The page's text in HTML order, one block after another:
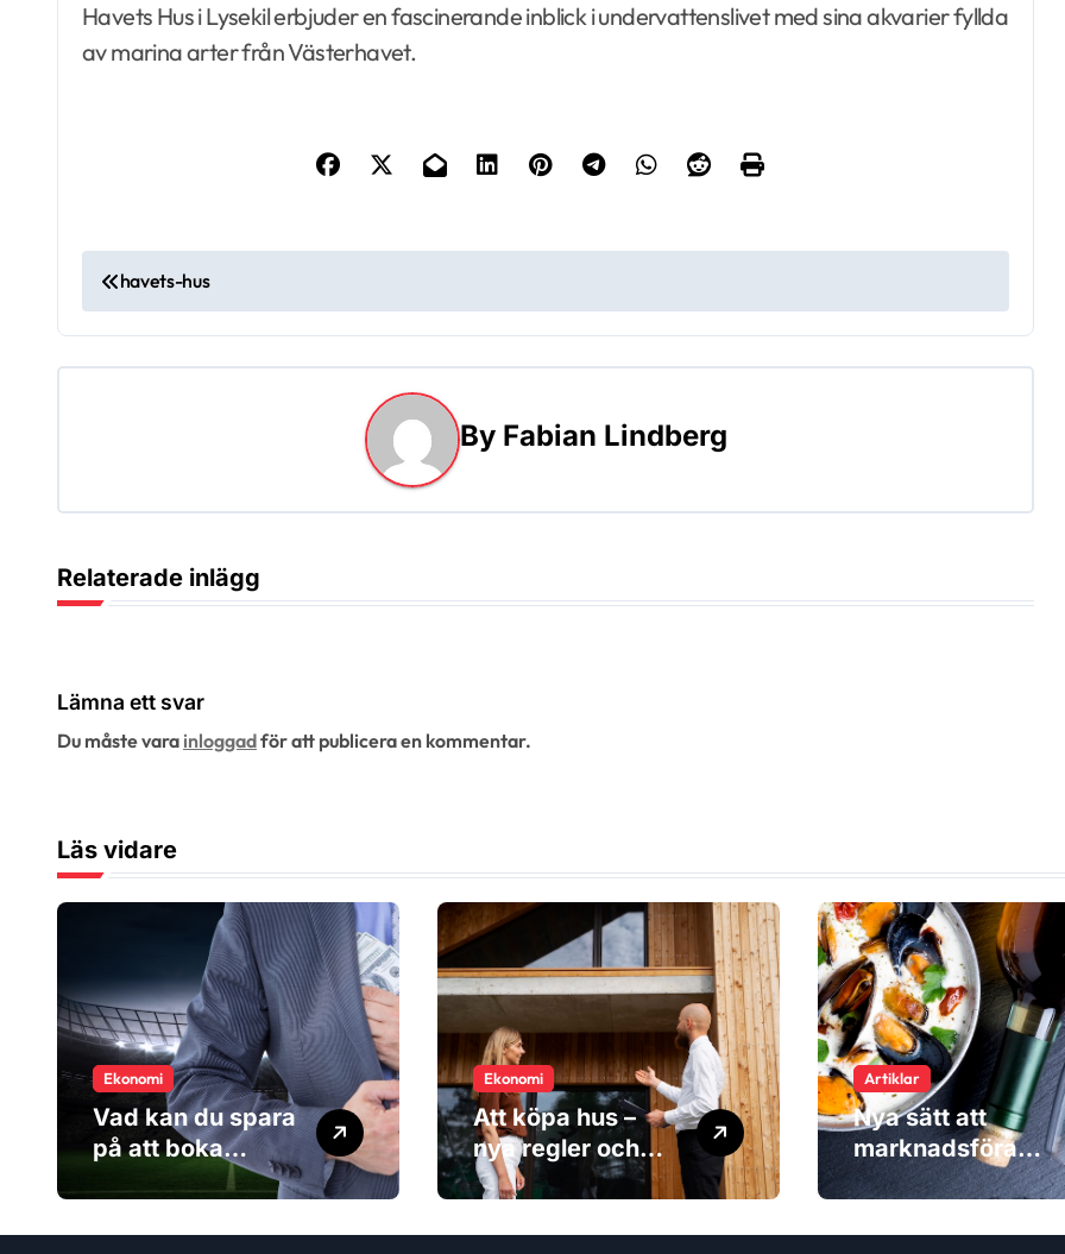
Havets Hus i Lysekil erbjuder en fascinerande inblick i undervattenslivet med sina akvarier fyllda
av marina arter från Västerhavet.
n
l
g
s
n
v
i
e
r
n
g
havets-hus
By Fabian Lindberg
Relaterade inlägg
Lämna ett svar
Du måste vara inloggadför att publicera en kommentar.
Läs vidare
Ekonomi
Vad kan du spara
på att boka
sportresan via en
Ekonomi
Att köpa hus –
nya regler och
kostnaderna du
Artiklar
Nya sätt att
marknadsföra
produkter – när
viktigare än